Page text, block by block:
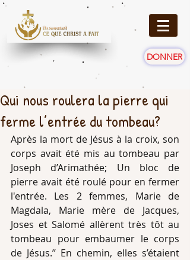
DONNER
Qui nous roulera la pierre qui
ferme l’entrée du tombeau?
Après la mort de Jésus à la croix, son
corps avait été mis au tombeau par
Joseph d’Arimathée; Un bloc de
pierre avait été roulé pour en fermer
l'entrée. Les 2 femmes, Marie de
Magdala, Marie mère de Jacques,
Joses et Salomé allèrent très tôt au
tombeau pour embaumer le corps
de Jésus.’’ En chemin, elles s’étaient